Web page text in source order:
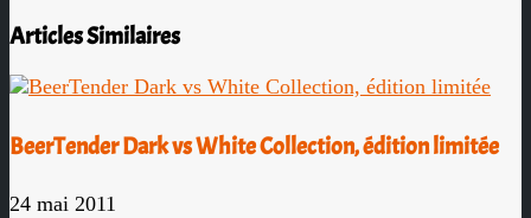
Articles Similaires
BeerTender Dark vs White Collection, édition limitée
24 mai 2011